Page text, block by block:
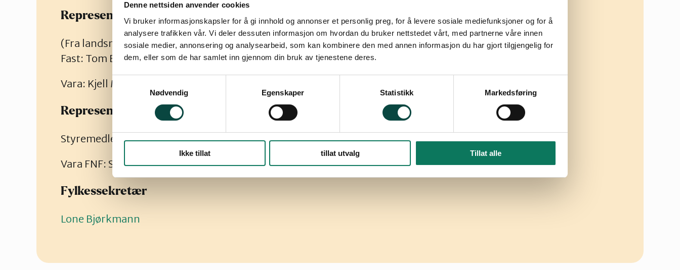
Denne nettsiden anvender cookies
Vi bruker informasjonskapsler for å gi innhold og annonser et personlig preg, for å levere sosiale mediefunksjoner og for å
analysere trafikken vår. Vi deler dessuten informasjon om hvordan du bruker nettstedet vårt, med partnerne våre innen
sosiale medier, annonsering og analysearbeid, som kan kombinere den med annen informasjon du har gjort tilgjengelig for
dem, eller som de har samlet inn gjennom din bruk av tjenestene deres.
Samtykkevalg
Nødvendig
Egenskaper Statistikk Markedsføring
Ikke tillat tillat utvalg Tillat alle
Representanter til landsstyret
(Fra landsmøtet i nov. 2026)
Fast: Tom Eirik Ness, Hammerfest/Hámmerfeasta
Vara: Kjell M. Derås, Alta/Áltá
Representanter til FNF (Forum for natur og friluftsliv), Finnmark
Styremedlem FNF: Kjell M. Derås, Alta/Álta
Vara FNF: Stein Tage Domaas, Porsanger/Porsáŋgu/Porsanki
Fylkessekretær
Lone Bjørkmann